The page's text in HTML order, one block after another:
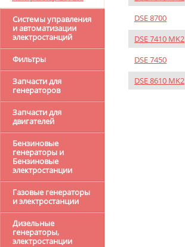
Системы управления
и автоматизации
электростанций
Фильтры
Запчасти для
генераторов
Запчасти для
двигателей
Бензиновые
генераторы и
Бензиновые
электростанции
Газовые генераторы
и электростанции
Дизельные
генераторы,
электростанции
DSE 8700
DSE 7410 MK2
DSE 7450
DSE 8610 MK2